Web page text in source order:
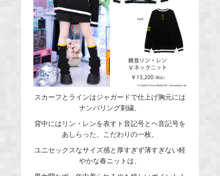
スカーフとラインはジャガードで仕上げ胸元には
ナンバリング刺繍、
背中にはリン・レンを表すト音記号とヘ音記号を
あしらった、こだわりの一枚。
ユニセックスなサイズ感と厚すぎず薄すぎない軽
やかな春ニットは、